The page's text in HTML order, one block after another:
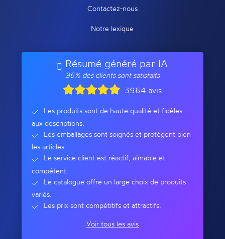
Contactez-nous
Notre lexique
Résumé généré par IA
96% des clients sont satisfaits
3964 avis
Les produits sont de haute qualité et fidèles
aux descriptions.
Les emballages sont soignés et protègent bien
les articles.
Le service client est réactif, aimable et
compétent.
Le catalogue offre un large choix de produits
variés.
Les prix sont compétitifs et attractifs.
Voir tous les avis